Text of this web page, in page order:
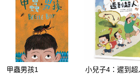
甲蟲男孩1 小兒子4：遲到超